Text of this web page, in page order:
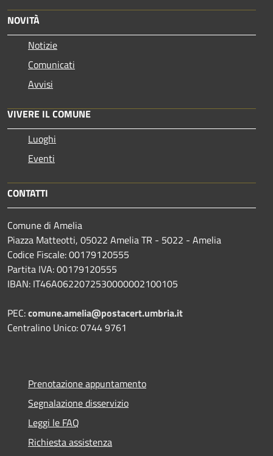
NOVITÀ
Notizie
Comunicati
Avvisi
VIVERE IL COMUNE
Luoghi
Eventi
CONTATTI
Comune di Amelia
Piazza Matteotti, 05022 Amelia TR - 5022 - Amelia
Codice Fiscale: 00179120555
Partita IVA: 00179120555
IBAN: IT46A0622072530000002100105
PEC:comune.amelia@postacert.umbria.it
Centralino Unico: 0744 9761
Prenotazione appuntamento
Segnalazione disservizio
Leggi le FAQ
Richiesta assistenza